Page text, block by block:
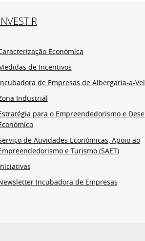
Económica
de Incentivos
de Empresas de Albergaria-a-
Industrial
para o Empreendedorismo e
de Atividades Económicas, Apoio ao
e Turismo (SAET)
Incubadora de Empresas